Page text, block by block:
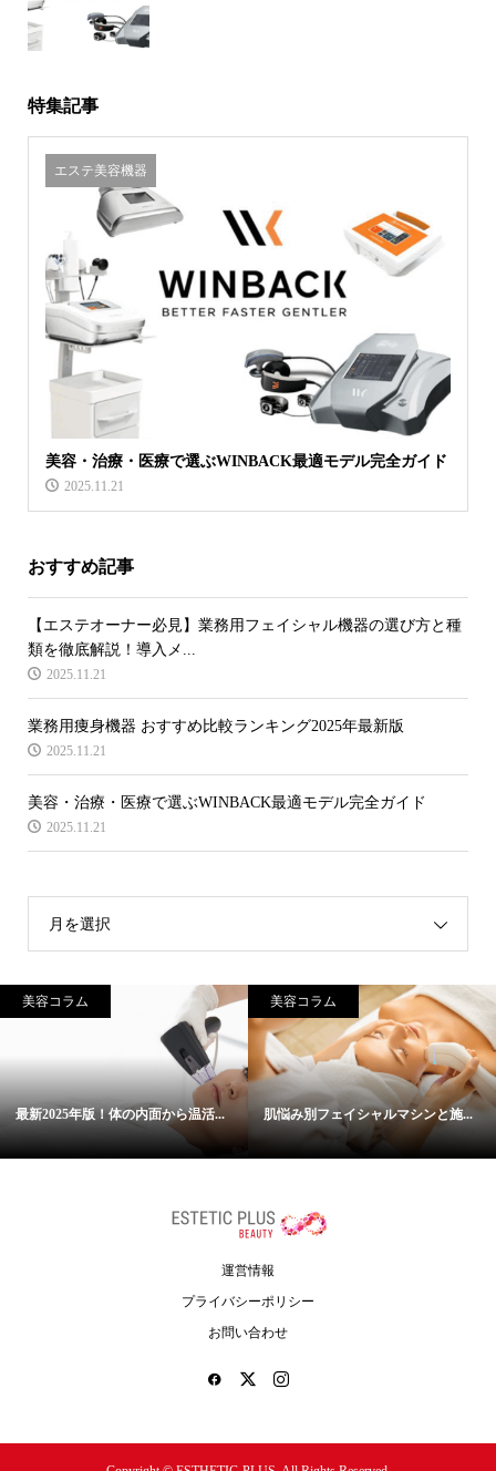
特集記事
エステ美容機器
美容・治療・医療で選ぶWINBACK最適モデル完全ガイド
2025.11.21
おすすめ記事
【エステオーナー必見】業務用フェイシャル機器の選び方と種
類を徹底解説！導入メ...
2025.11.21
業務用痩身機器 おすすめ比較ランキング2025年最新版
2025.11.21
美容・治療・医療で選ぶWINBACK最適モデル完全ガイド
2025.11.21
月を選択
美容コラム
最新2025年版！体の内面から温活...
美容コラム
肌悩み別フェイシャルマシンと施...
運営情報
プライバシーポリシー
お問い合わせ